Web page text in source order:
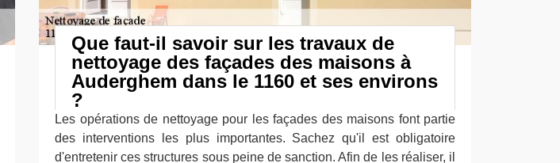
Que faut-il savoir sur les travaux de
nettoyage des façades des maisons à
Auderghem dans le 1160 et ses environs
?
Les opérations de nettoyage pour les façades des maisons font partie
des interventions les plus importantes. Sachez qu'il est obligatoire
d'entretenir ces structures sous peine de sanction. Afin de les réaliser, il